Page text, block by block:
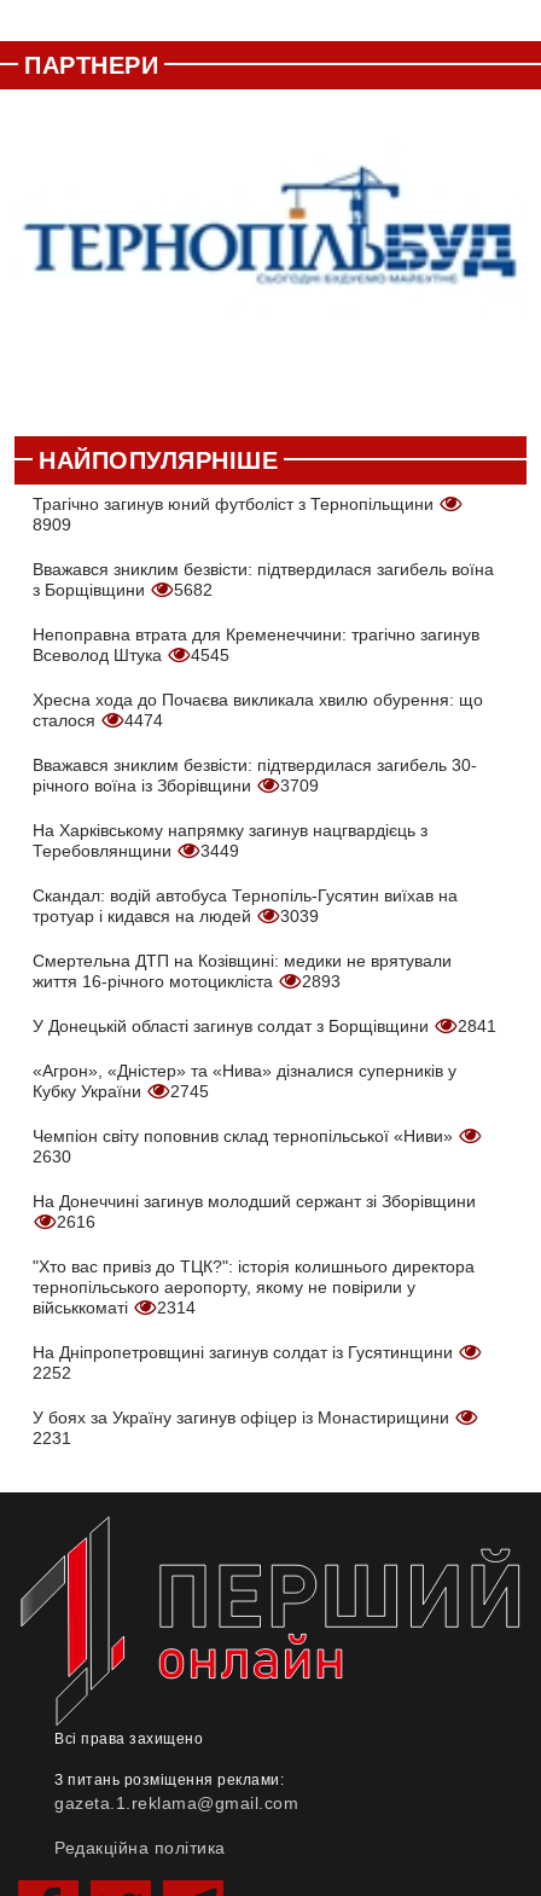
ПАРТНЕРИ
НАЙПОПУЛЯРНІШЕ
Трагічно загинув юний футболіст з Тернопільщини
8909
Вважався зниклим безвісти: підтвердилася загибель воїна
з Борщівщини
5682
Непоправна втрата для Кременеччини: трагічно загинув
Всеволод Штука
4545
Хресна хода до Почаєва викликала хвилю обурення: що
сталося
4474
Вважався зниклим безвісти: підтвердилася загибель 30-
річного воїна із Зборівщини
3709
На Харківському напрямку загинув нацгвардієць з
Теребовлянщини
3449
Скандал: водій автобуса Тернопіль-Гусятин виїхав на
тротуар і кидався на людей
3039
Смертельна ДТП на Козівщині: медики не врятували
життя 16-річного мотоцикліста
2893
У Донецькій області загинув солдат з Борщівщини 2841
«Агрон», «Дністер» та «Нива» дізналися суперників у
Кубку України
2745
Чемпіон світу поповнив склад тернопільської «Ниви»
2630
На Донеччині загинув молодший сержант зі Зборівщини
2616
"Хто вас привіз до ТЦК?": історія колишнього директора
тернопільського аеропорту, якому не повірили у
військкоматі
2314
На Дніпропетровщині загинув солдат із Гусятинщини
2252
У боях за Україну загинув офіцер із Монастирищини
2231
Всі права захищено
З питань розміщення реклами:
gazeta.1.reklama@gmail.com
Редакційна політика